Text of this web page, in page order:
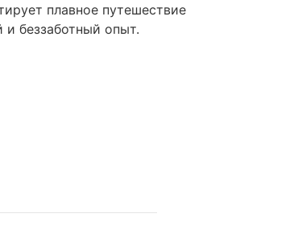
плавное путешествие
беззаботный опыт.